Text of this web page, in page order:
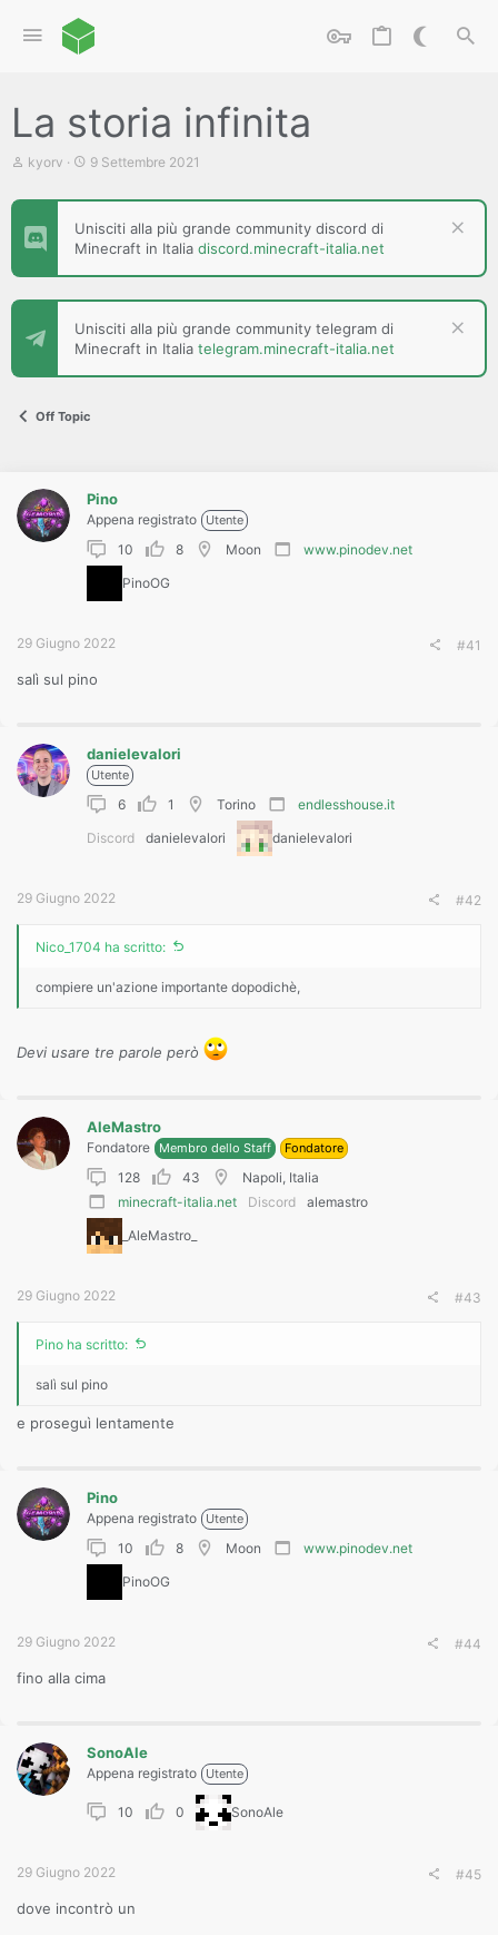
La storia infinita
C
e
t
o
D
s
u
kyorv
D
t
d
i
i
z
i
o
9 Settembre 2021
Unisciti alla più grande community discord di
Minecraft in Italia discord.minecraft-italia.net
Unisciti alla più grande community telegram di
Minecraft in Italia telegram.minecraft-italia.net
Off Topic
Pino
Appena registrato Utente
10 8 Moon
www.pinodev.net
PinoOG
29 Giugno 2022 #41
salì sul pino
danielevalori
Utente
6 1 Torino
endlesshouse.it
Discord
danielevalori danielevalori
29 Giugno 2022 #42
Nico_1704 ha scritto:
compiere un'azione importante dopodichè,
Devi usare tre parole però
AleMastro
Fondatore Membro dello Staff Fondatore
128 43
Napoli, Italia
minecraft-italia.net
Discord
alemastro
_AleMastro_
29 Giugno 2022 #43
Pino ha scritto:
salì sul pino
e proseguì lentamente
Pino
Appena registrato Utente
10 8 Moon
www.pinodev.net
PinoOG
29 Giugno 2022 #44
fino alla cima
SonoAle
Appena registrato Utente
10 0 SonoAle
29 Giugno 2022 #45
dove incontrò un